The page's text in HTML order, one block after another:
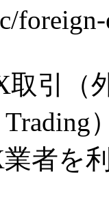
foreign-
引（
者を